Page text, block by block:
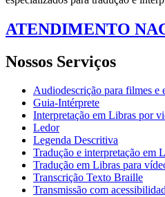
ATENDIMENTO
Nossos Serviços
Audiodescrição para filmes e
Guia-Intérprete
Interpretação em Libras por
Ledor
Legenda Descritiva
Tradução e interpretação em
Tradução em Libras para
Transcrição Texto Braille
Transmissão com